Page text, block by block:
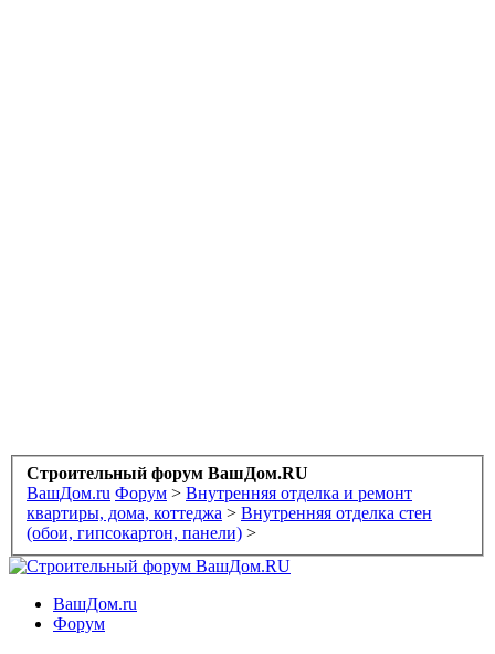
Строительный форум ВашДом.RU
ВашДом.ru Форум > Внутренняя отделка и ремонт
квартиры, дома, коттеджа > Внутренняя отделка стен
(обои, гипсокартон, панели) >
ВашДом.ru
Форум